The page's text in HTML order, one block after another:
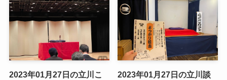
2023年01月27日の立川こ
2023年01月27日の立川談